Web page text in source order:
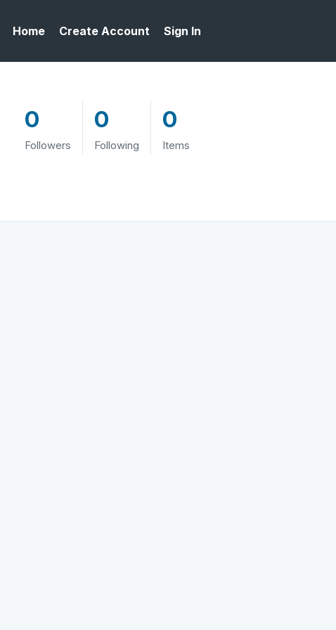
Home Create Account Sign In
0
Followers
0
Following
0
Items